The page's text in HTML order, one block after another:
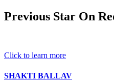
Previous Star On
Click to learn more
SHAKTI BALLAV